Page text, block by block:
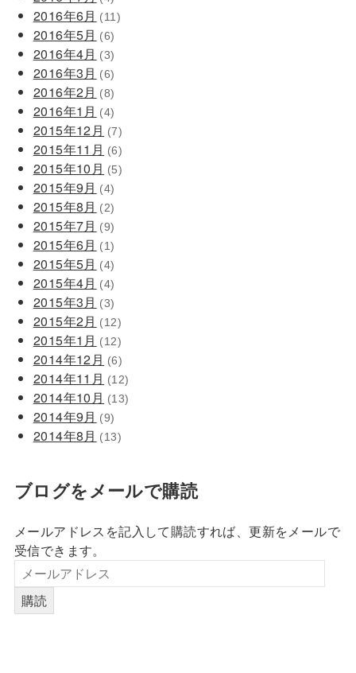
2016年6月 (11)
2016年5月 (6)
2016年4月 (3)
2016年3月 (6)
2016年2月 (8)
2016年1月 (4)
2015年12月 (7)
2015年11月 (6)
2015年10月 (5)
2015年9月 (4)
2015年8月 (2)
2015年7月 (9)
2015年6月 (1)
2015年5月 (4)
2015年4月 (4)
2015年3月 (3)
2015年2月 (12)
2015年1月 (12)
2014年12月 (6)
2014年11月 (12)
2014年10月 (13)
2014年9月 (9)
2014年8月 (13)
ブログをメールで購読
メールアドレスを記入して購読すれば、更新をメールで
受信できます。
購読